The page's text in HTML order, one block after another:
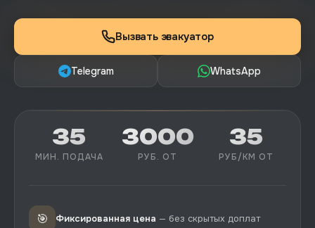
Вызвать эвакуатор
Telegram WhatsApp
35
МИН. ПОДАЧА
3000
РУБ. ОТ
35
РУБ/КМ ОТ
🎯 Фиксированная цена — без скрытых доплат